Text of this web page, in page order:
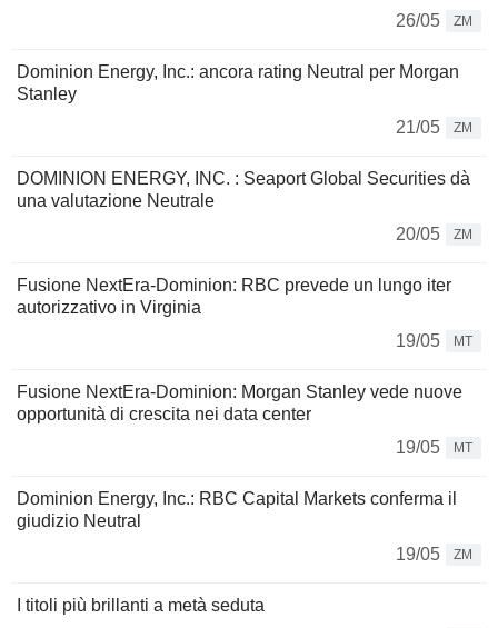
26/05 ZM
Dominion Energy, Inc.: ancora rating Neutral per Morgan
Stanley
21/05
ZM
DOMINION ENERGY, INC. : Seaport Global Securities dà
una valutazione Neutrale
20/05
ZM
Fusione NextEra-Dominion: RBC prevede un lungo iter
autorizzativo in Virginia
19/05
MT
Fusione NextEra-Dominion: Morgan Stanley vede nuove
opportunità di crescita nei data center
19/05
MT
Dominion Energy, Inc.: RBC Capital Markets conferma il
giudizio Neutral
19/05
ZM
I titoli più brillanti a metà seduta